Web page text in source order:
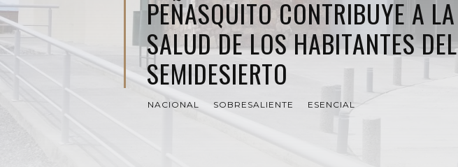
PEÑASQUITO CONTRIBUYE A LA
SALUD DE LOS HABITANTES DEL
SEMIDESIERTO
NACIONAL SOBRESALIENTE ESENCIAL